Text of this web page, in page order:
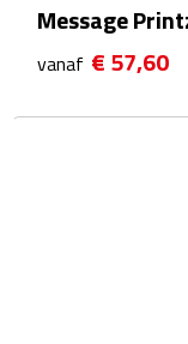
Reisbekers
Thermosbekers
Drinkflessen met
Message
vanaf € 57,60